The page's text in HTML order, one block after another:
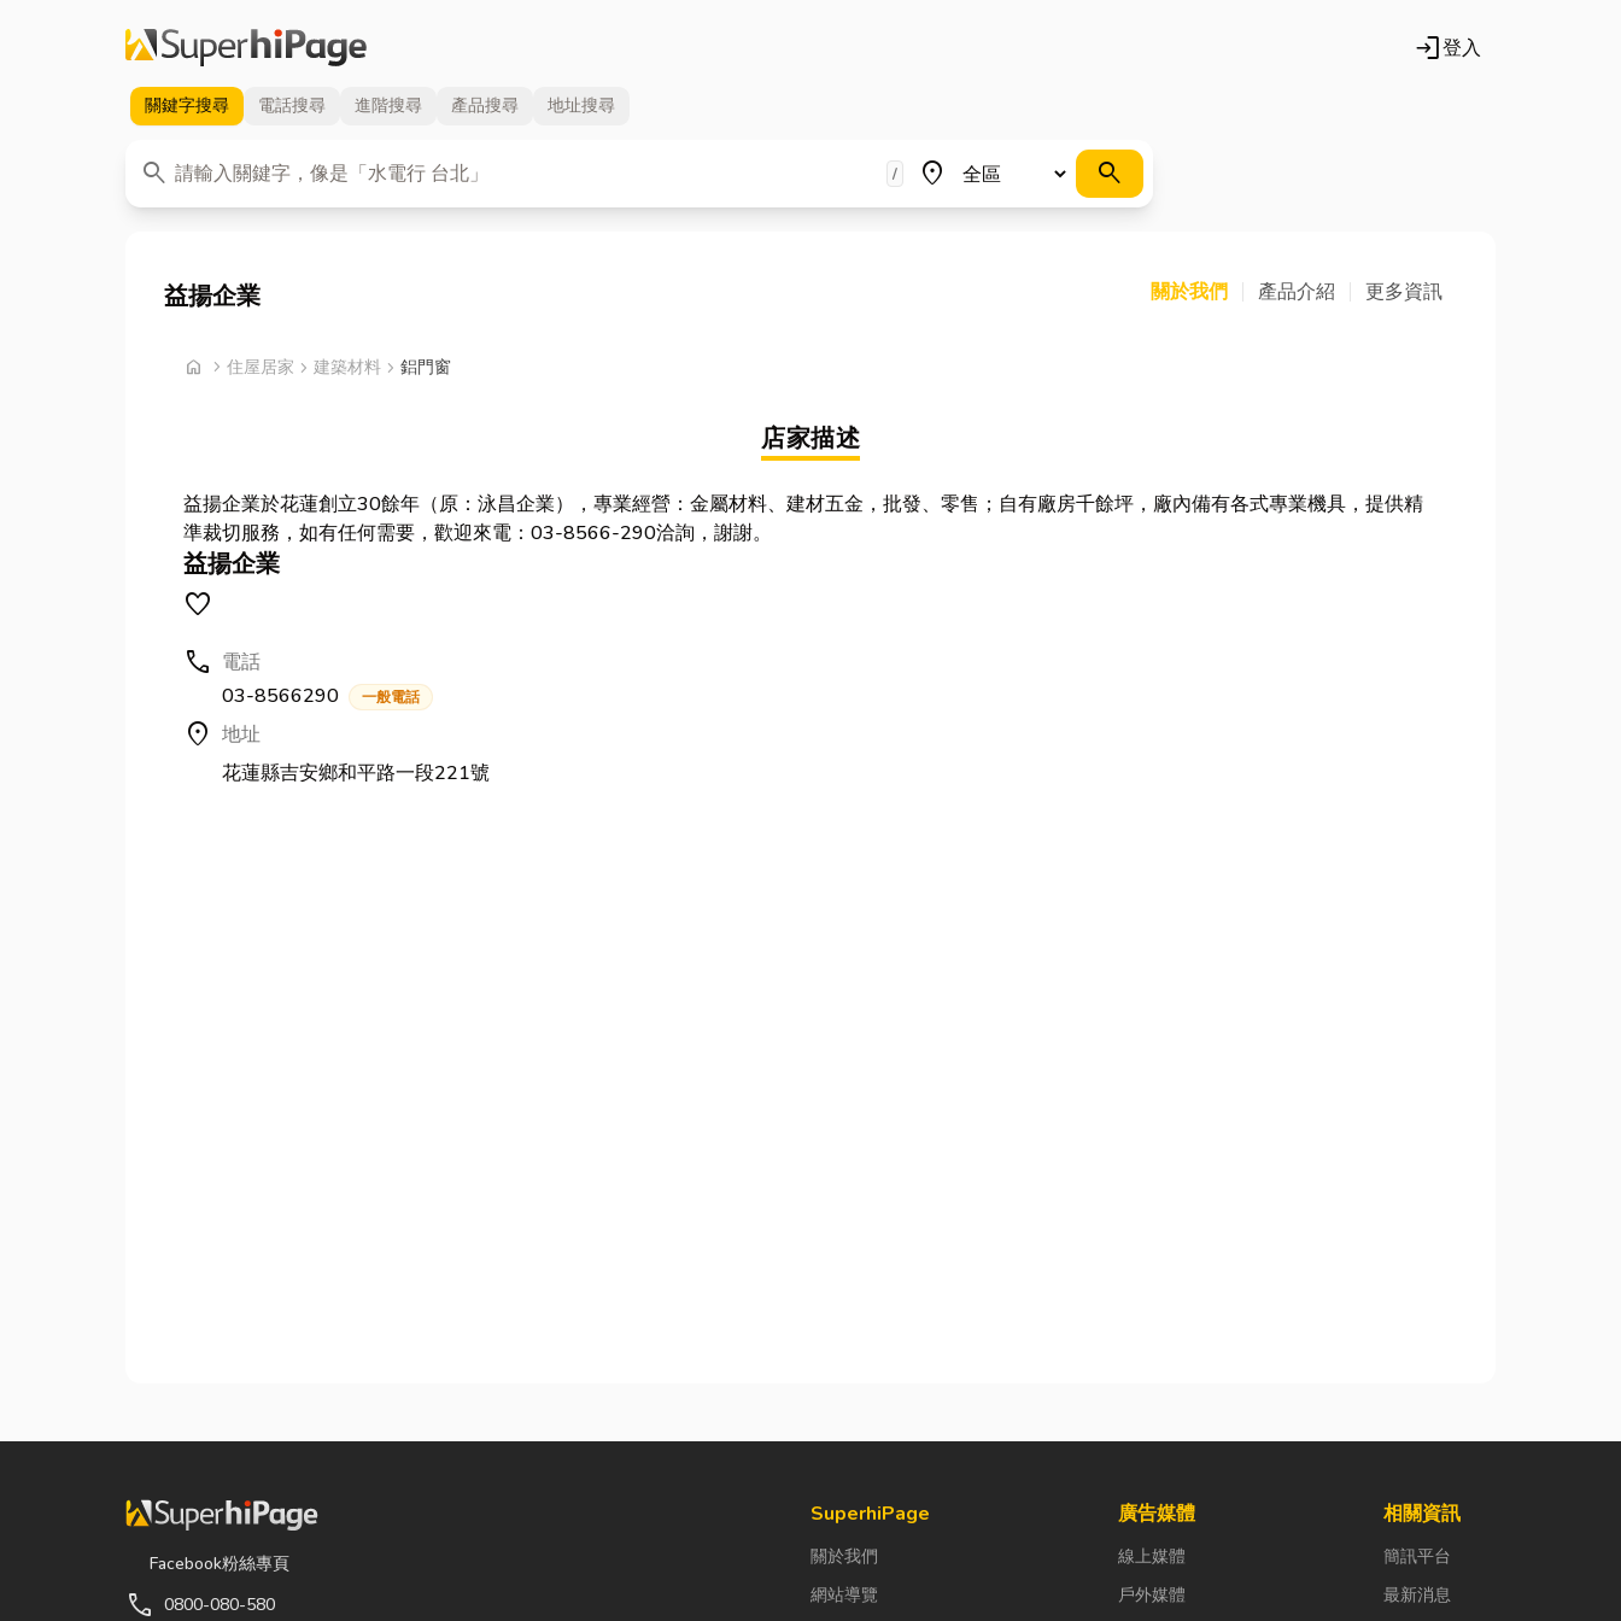
login登入
關鍵字搜尋 電話搜尋 進階搜尋 產品搜尋 地址搜尋
search
關鍵字 / place
地區
search
益揚企業 關於我們 產品介紹 更多資訊
home chevron_right 首頁
住屋居家 chevron_right 建築材料 chevron_right 鋁門窗
店家描述
益揚企業於花蓮創立30餘年（原：泳昌企業），專業經營：金屬材料、建材五金，批發、零售；自有廠房千餘坪，廠內備有各式專業機具，提供精
準裁切服務，如有任何需要，歡迎來電：03-8566-290洽詢，謝謝。
益揚企業
favorite
call 電話
03-8566290
一般電話
location_on 地址
花蓮縣吉安鄉和平路一段221號
Facebook粉絲專頁
call 0800-080-580
SuperhiPage
關於我們
網站導覽
廣告媒體
線上媒體
戶外媒體
相關資訊
簡訊平台
最新消息